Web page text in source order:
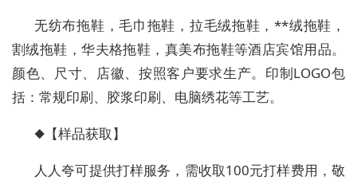
无纺布拖鞋，毛巾拖鞋，拉毛绒拖鞋，**绒拖鞋，
割绒拖鞋，华夫格拖鞋，真美布拖鞋等酒店宾馆用品。
颜色、尺寸、店徽、按照客户要求生产。印制LOGO包
括：常规印刷、胶浆印刷、电脑绣花等工艺。
◆【样品获取】
人人夸可提供打样服务，需收取100元打样费用，敬